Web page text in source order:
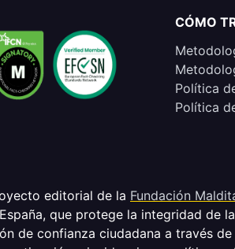
CÓMO
Política
Política
editorial de la Fundación
que protege la integridad de
de confianza ciudadana a través